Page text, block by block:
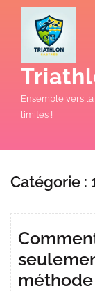
Ensemble vers
limites !
Catégorie :